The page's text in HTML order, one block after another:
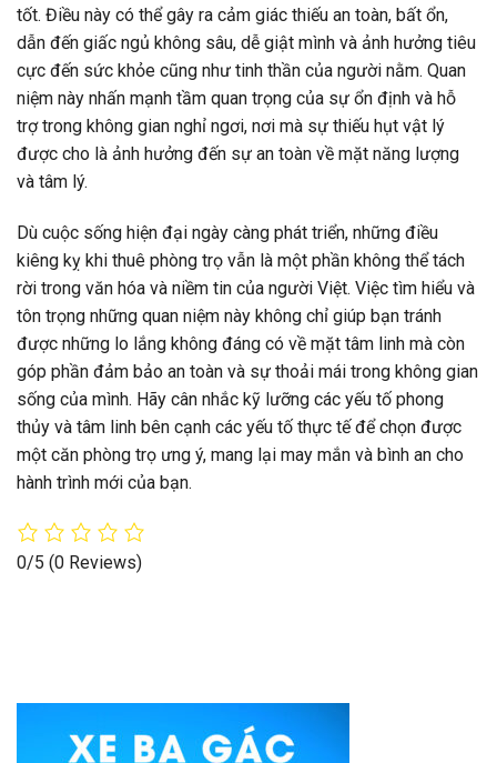
tốt. Điều này có thể gây ra cảm giác thiếu an toàn, bất ổn,
dẫn đến giấc ngủ không sâu, dễ giật mình và ảnh hưởng tiêu
cực đến sức khỏe cũng như tinh thần của người nằm. Quan
niệm này nhấn mạnh tầm quan trọng của sự ổn định và hỗ
trợ trong không gian nghỉ ngơi, nơi mà sự thiếu hụt vật lý
được cho là ảnh hưởng đến sự an toàn về mặt năng lượng
và tâm lý.
Dù cuộc sống hiện đại ngày càng phát triển, những điều
kiêng kỵ khi thuê phòng trọ vẫn là một phần không thể tách
rời trong văn hóa và niềm tin của người Việt. Việc tìm hiểu và
tôn trọng những quan niệm này không chỉ giúp bạn tránh
được những lo lắng không đáng có về mặt tâm linh mà còn
góp phần đảm bảo an toàn và sự thoải mái trong không gian
sống của mình. Hãy cân nhắc kỹ lưỡng các yếu tố phong
thủy và tâm linh bên cạnh các yếu tố thực tế để chọn được
một căn phòng trọ ưng ý, mang lại may mắn và bình an cho
hành trình mới của bạn.
0/5 (0 Reviews)